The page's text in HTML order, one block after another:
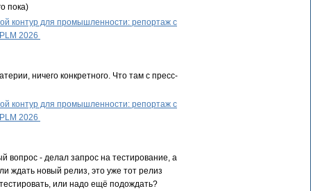
пока)
контур для промышленности: репортаж с
2026
ничего конкретного. Что там с пресс-
контур для промышленности: репортаж с
2026
вопрос - делал запрос на тестирование, а
ждать новый релиз, это уже тот релиз
или надо ещё подождать?